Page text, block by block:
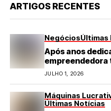
ARTIGOS RECENTES
NegóciosÚltimas
Após anos
turismo em
JULHO 1, 2026
Máquinas
Últimas Notícias